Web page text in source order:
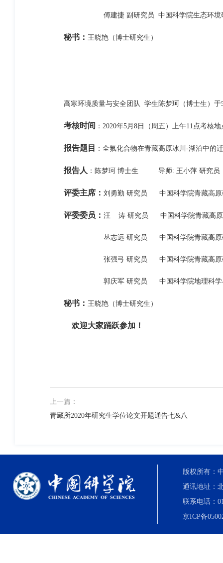
傅建捷 副研究员 中国科学院生态环境研
秘书： 王晓艳（博士研究生）
高寒环境质量与安全团队 学生陈梦珂（博士生）于
考核时间 ：2020年5月8日（周五）上午11点考核
报告题目 ：全氟化合物在青藏高原冰川-湖泊中的
报告人 ：陈梦珂 博士生 导师: 王小萍 研究员
评委主席： 刘勇勤 研究员 中国科学院青藏高原
评委委员： 汪 涛 研究员 中国科学院青藏高原
丛志远 研究员 中国科学院青藏高原
张强弓 研究员 中国科学院青藏高原
郭庆军 研究员 中国科学院地理科学与
秘书： 王晓艳（博士研究生）
欢迎大家踊跃参加！
上一篇：
青藏所2020年研究生学位论文开题通告七&八
版权所有：
通讯地址：
联系电话：
京ICP备